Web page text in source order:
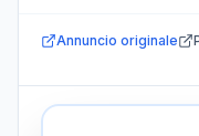
Annuncio originale